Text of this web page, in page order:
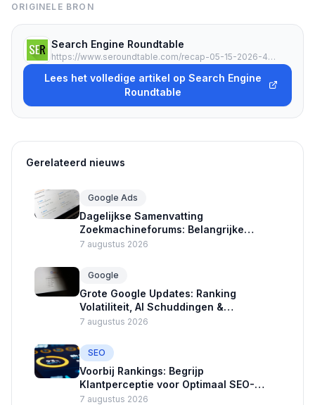
ORIGINELE BRON
Search Engine Roundtable
https://www.seroundtable.com/recap-05-15-2026-41332.html
Lees het volledige artikel op Search Engine
Roundtable
Gerelateerd nieuws
Google Ads
Dagelijkse Samenvatting
Zoekmachineforums: Belangrijke
Updates Google Ads en Crawlers
7 augustus 2026
Google
Grote Google Updates: Ranking
Volatiliteit, AI Schuddingen &
Advertentie Nieuws
7 augustus 2026
SEO
Voorbij Rankings: Begrijp
Klantperceptie voor Optimaal SEO-
succes
7 augustus 2026